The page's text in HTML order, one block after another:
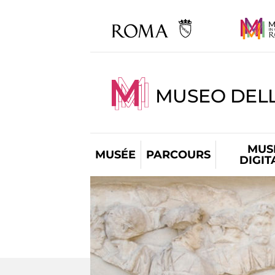
MUSEO
MUSÉE PARCOURS